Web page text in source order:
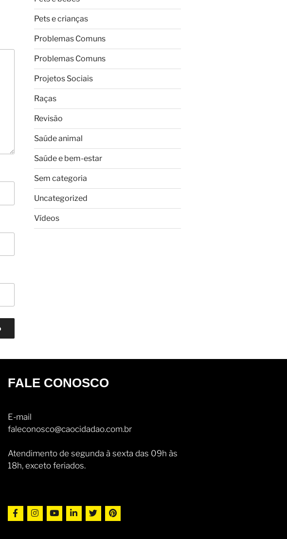
Pets e crianças
Problemas Comuns
Problemas Comuns
Projetos Sociais
Raças
Revisão
Saúde animal
Saúde e bem-estar
Sem categoria
Uncategorized
Vídeos
FALE CONOSCO
E-mail
faleconosco@caocidadao.com.br
Atendimento de segunda à sexta das 09h às
18h, exceto feriados.